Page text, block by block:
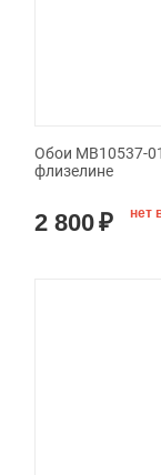
Обои MB10537-
флизелине
2 800₽ нет